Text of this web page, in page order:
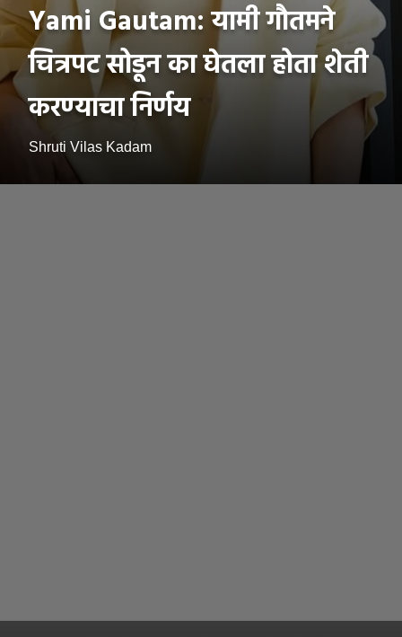
Yami Gautam: यामी गौतमने
चित्रपट सोडून का घेतला होता शेती
करण्याचा निर्णय
Shruti Vilas Kadam